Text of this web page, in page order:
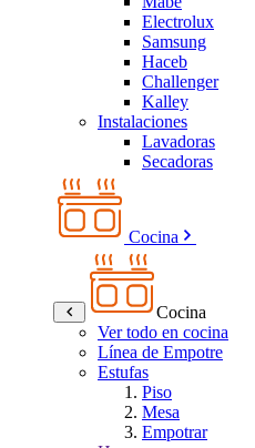
Electrolux
Samsung
Haceb
Challenger
Kalley
Instalaciones
Lavadoras
Secadoras
Cocina
Cocina
Ver todo en cocina
Línea de Empotre
Estufas
Piso
Mesa
Empotrar